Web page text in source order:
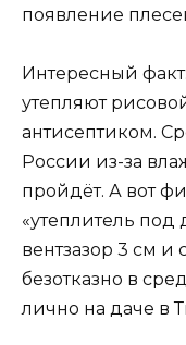
появление
Интересный
утепляют
антисептиком.
России из-за
пройдёт. А вот
«утеплитель
вентзазор 3 см и
безотказно в
лично на даче в